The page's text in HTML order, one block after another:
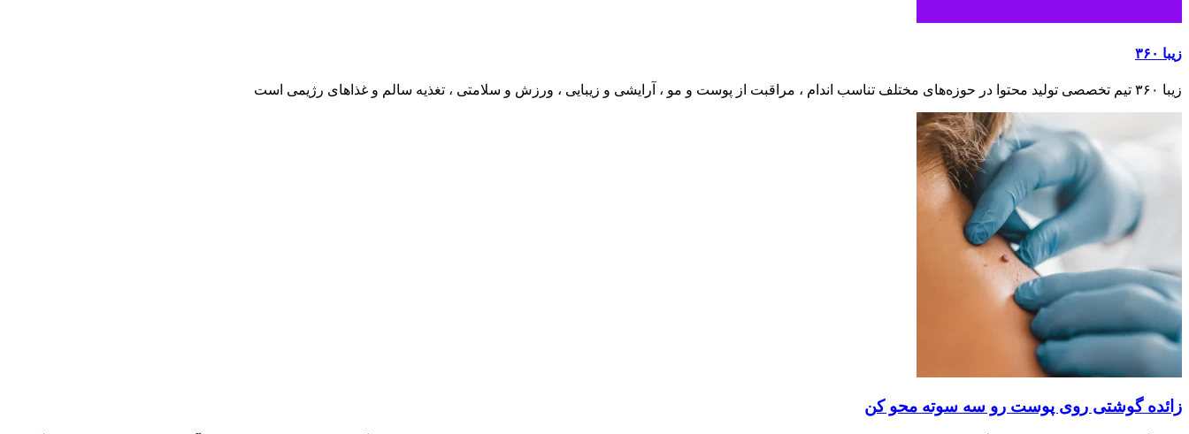
زیبا ۳۶۰
زیبا ۳۶۰ تیم تخصصی تولید محتوا در حوزه‌های مختلف تناسب اندام ، مراقبت از پوست و مو ، آرایشی و زیبایی ، ورزش و سلامتی ، تغذیه سالم و غذاهای رژیمی است
زائده گوشتی روی پوست رو سه سوته محو کن